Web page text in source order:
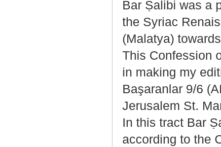
Bar Ṣalibi was a
the Syriac
(Malatya)
This Confession
in making my
Başaranlar 9/6
Jerusalem St.
In this tract Bar
according to the